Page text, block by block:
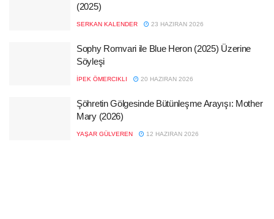
(2025)
SERKAN KALENDER 23 HAZIRAN 2026
Sophy Romvari ile Blue Heron (2025) Üzerine
Söyleşi
İPEK ÖMERCIKLI 20 HAZIRAN 2026
Şöhretin Gölgesinde Bütünleşme Arayışı: Mother
Mary (2026)
YAŞAR GÜLVEREN 12 HAZIRAN 2026